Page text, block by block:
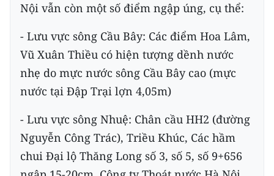
Nội vẫn còn một số điểm ngập úng, cụ thể:
- Lưu vực sông Cầu Bây: Các điểm Hoa Lâm,
Vũ Xuân Thiều có hiện tượng dềnh nước
nhẹ do mực nước sông Cầu Bây cao (mực
nước tại Đập Trại lợn 4,05m)
- Lưu vực sông Nhuệ: Chân cầu HH2 (đường
Nguyễn Công Trác), Triều Khúc, Các hầm
chui Đại lộ Thăng Long số 3, số 5, số 9+656